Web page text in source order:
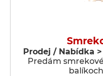
Prodej / Nabídka
Predám